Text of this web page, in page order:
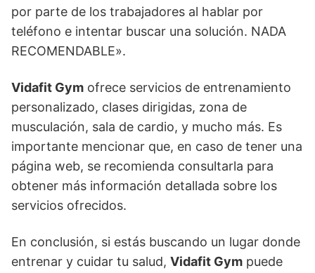
por parte de los trabajadores al hablar por
teléfono e intentar buscar una solución. NADA
RECOMENDABLE».
Vidafit Gym ofrece servicios de entrenamiento
personalizado, clases dirigidas, zona de
musculación, sala de cardio, y mucho más. Es
importante mencionar que, en caso de tener una
página web, se recomienda consultarla para
obtener más información detallada sobre los
servicios ofrecidos.
En conclusión, si estás buscando un lugar donde
entrenar y cuidar tu salud, Vidafit Gym puede